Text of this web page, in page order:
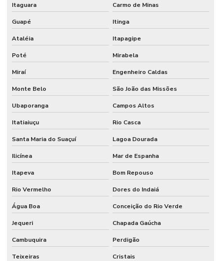
Itaguara Carmo de Minas
Guapé Itinga
Ataléia Itapagipe
Poté Mirabela
Miraí Engenheiro Caldas
Monte Belo São João das Missões
Ubaporanga Campos Altos
Itatiaiuçu Rio Casca
Santa Maria do Suaçuí Lagoa Dourada
Ilicínea Mar de Espanha
Itapeva Bom Repouso
Rio Vermelho Dores do Indaiá
Água Boa Conceição do Rio Verde
Jequeri Chapada Gaúcha
Cambuquira Perdigão
Teixeiras Cristais